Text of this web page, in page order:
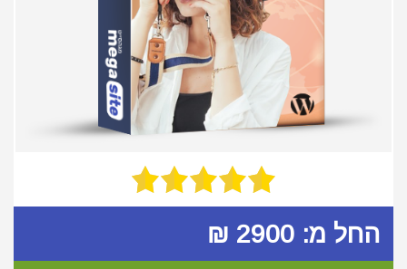
החל מ: 2900 ₪